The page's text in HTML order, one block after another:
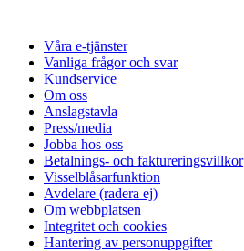
Våra e-tjänster
Vanliga frågor och svar
Kundservice
Om oss
Anslagstavla
Press/media
Jobba hos oss
Betalnings- och faktureringsvillkor
Visselblåsarfunktion
Avdelare (radera ej)
Om webbplatsen
Integritet och cookies
Hantering av personuppgifter